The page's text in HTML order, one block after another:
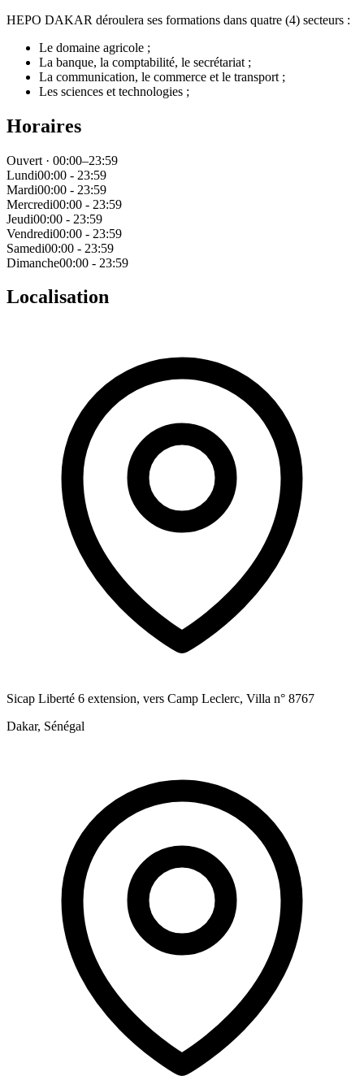
HEPO DAKAR déroulera ses formations dans quatre (4) secteurs :
Le domaine agricole ;
La banque, la comptabilité, le secrétariat ;
La communication, le commerce et le transport ;
Les sciences et technologies ;
Horaires
Ouvert · 00:00–23:59
Lundi00:00 - 23:59
Mardi00:00 - 23:59
Mercredi00:00 - 23:59
Jeudi00:00 - 23:59
Vendredi00:00 - 23:59
Samedi00:00 - 23:59
Dimanche00:00 - 23:59
Localisation
Sicap Liberté 6 extension, vers Camp Leclerc, Villa n° 8767
Dakar, Sénégal